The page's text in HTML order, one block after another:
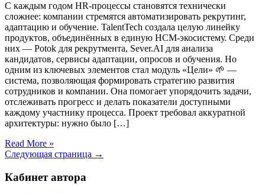
С каждым годом HR-процессы становятся технически
сложнее: компании стремятся автоматизировать рекрутинг,
адаптацию и обучение. TalentTech создала целую линейку
продуктов, объединённых в единую HCM-экосистему. Среди
них — Potok для рекрутмента, Sever.AI для анализа
кандидатов, сервисы адаптации, опросов и обучения. Но
одним из ключевых элементов стал модуль «Цели» 🌱 —
система, позволяющая формировать стратегию развития
сотрудников и компании. Она помогает упорядочить задачи,
отслеживать прогресс и делать показатели доступными
каждому участнику процесса. Проект требовал аккуратной
архитектуры: нужно было […]
Read More »
Следующая страница →
Кабинет автора